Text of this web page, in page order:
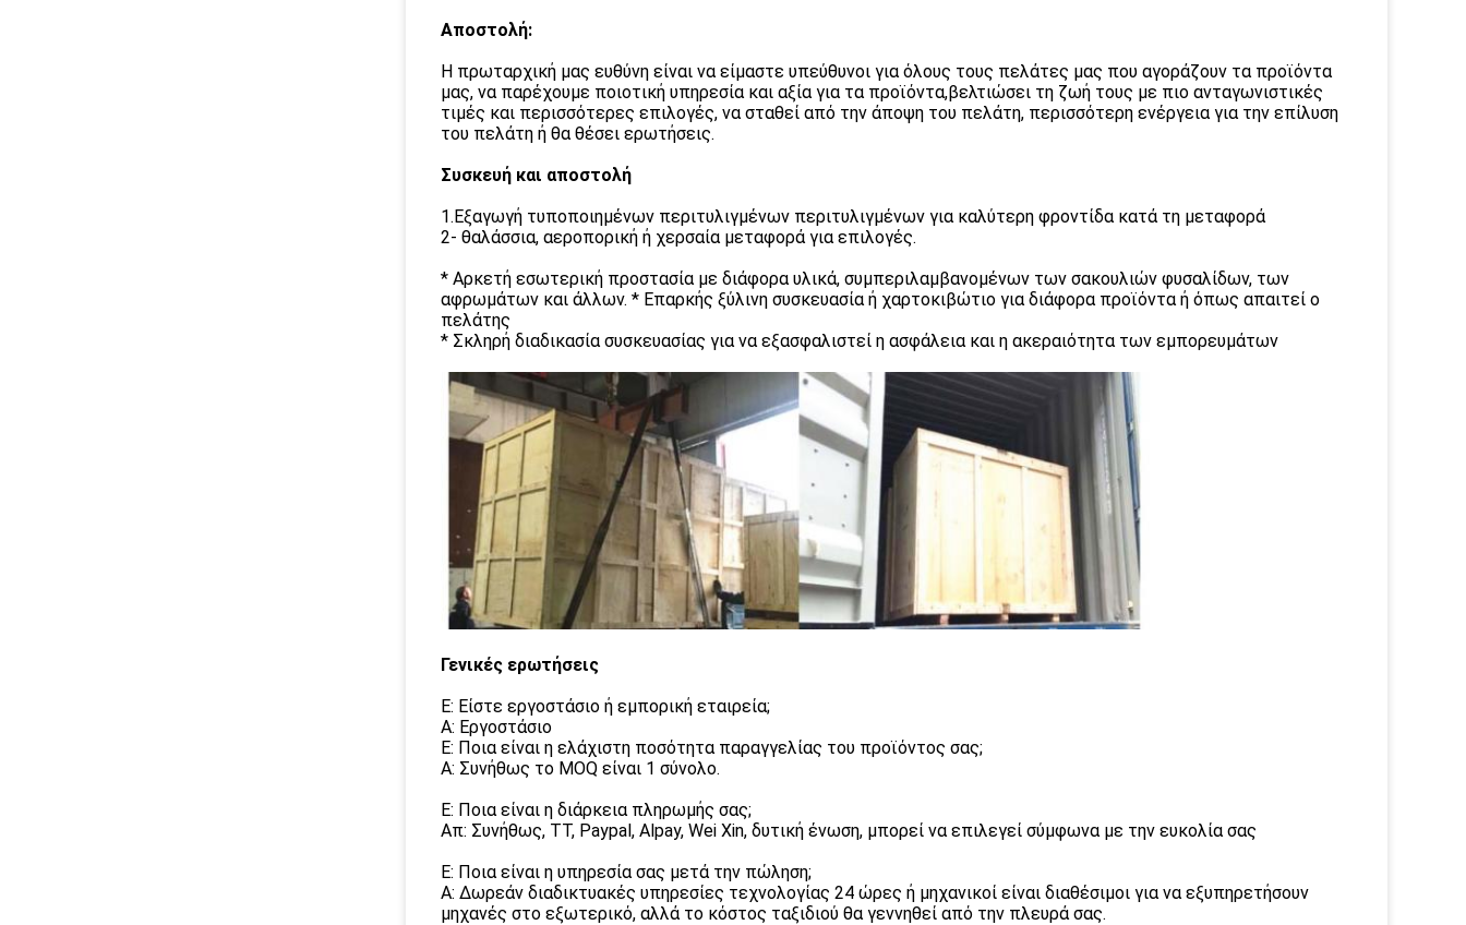
Αποστολή:
Η πρωταρχική μας ευθύνη είναι να είμαστε υπεύθυνοι για όλους τους πελάτες μας που αγοράζουν τα προϊόντα
μας, να παρέχουμε ποιοτική υπηρεσία και αξία για τα προϊόντα,βελτιώσει τη ζωή τους με πιο ανταγωνιστικές
τιμές και περισσότερες επιλογές, να σταθεί από την άποψη του πελάτη, περισσότερη ενέργεια για την επίλυση
του πελάτη ή θα θέσει ερωτήσεις.
Συσκευή και αποστολή
1.Εξαγωγή τυποποιημένων περιτυλιγμένων περιτυλιγμένων για καλύτερη φροντίδα κατά τη μεταφορά
2- θαλάσσια, αεροπορική ή χερσαία μεταφορά για επιλογές.
* Αρκετή εσωτερική προστασία με διάφορα υλικά, συμπεριλαμβανομένων των σακουλιών φυσαλίδων, των
αφρωμάτων και άλλων. * Επαρκής ξύλινη συσκευασία ή χαρτοκιβώτιο για διάφορα προϊόντα ή όπως απαιτεί ο
πελάτης
* Σκληρή διαδικασία συσκευασίας για να εξασφαλιστεί η ασφάλεια και η ακεραιότητα των εμπορευμάτων
Γενικές ερωτήσεις
Ε: Είστε εργοστάσιο ή εμπορική εταιρεία;
Α: Εργοστάσιο
Ε: Ποια είναι η ελάχιστη ποσότητα παραγγελίας του προϊόντος σας;
Α: Συνήθως το MOQ είναι 1 σύνολο.
Ε: Ποια είναι η διάρκεια πληρωμής σας;
Απ: Συνήθως, TT, Paypal, Alpay, Wei Xin, δυτική ένωση, μπορεί να επιλεγεί σύμφωνα με την ευκολία σας
Ε: Ποια είναι η υπηρεσία σας μετά την πώληση;
Α: Δωρεάν διαδικτυακές υπηρεσίες τεχνολογίας 24 ώρες ή μηχανικοί είναι διαθέσιμοι για να εξυπηρετήσουν
μηχανές στο εξωτερικό, αλλά το κόστος ταξιδιού θα γεννηθεί από την πλευρά σας.